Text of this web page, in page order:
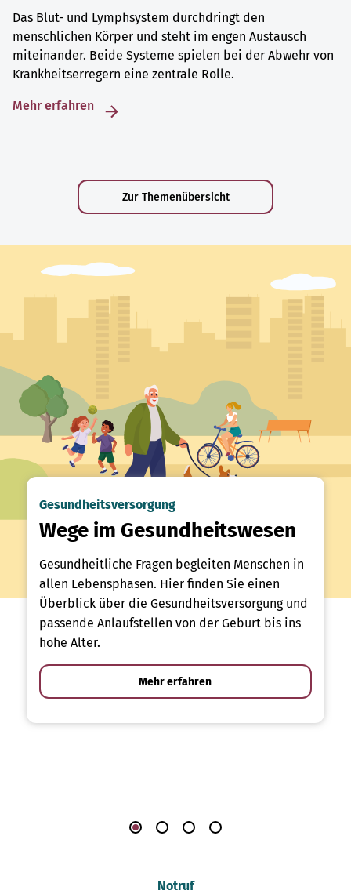
Das Blut- und Lymphsystem durchdringt den
menschlichen Körper und steht im engen Austausch
miteinander. Beide Systeme spielen bei der Abwehr von
Krankheitserregern eine zentrale Rolle.
Mehr erfahren
Zur Themenübersicht
Gesundheitsversorgung
Wege im Gesundheitswesen
Gesundheitliche Fragen begleiten Menschen in
allen Lebensphasen. Hier finden Sie einen
Überblick über die Gesundheitsversorgung und
passende Anlaufstellen von der Geburt bis ins
hohe Alter.
Mehr erfahren
Notruf